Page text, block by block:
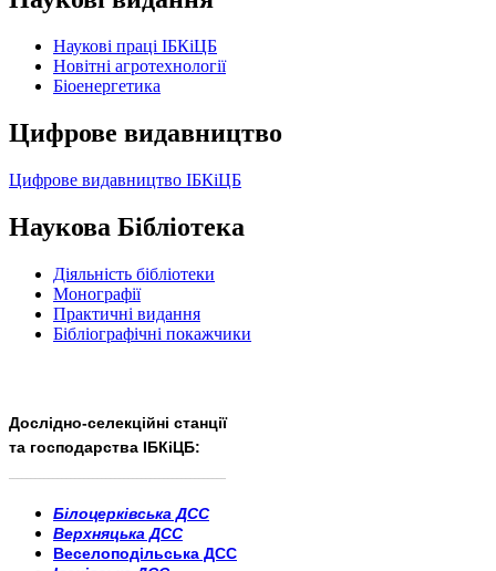
Наукові праці ІБКіЦБ
Новітні агротехнології
Бiоенергетика
Цифрове видавництво
Цифрове видавництво ІБКіЦБ
Наукова Бібліотека
Діяльність бібліотеки
Монографії
Практичні видання
Бібліографічні покажчики
Дослідно-селекційні станції
та господарства ІБКіЦБ:
Білоцерківська ДСС
Верхняцька ДСС
Веселоподільська ДСС